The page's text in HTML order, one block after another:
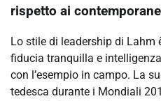
rispetto ai
Lo stile di leadership di Lahm
fiducia tranquilla e
con l’esempio in campo. La
tedesca durante i Mondiali